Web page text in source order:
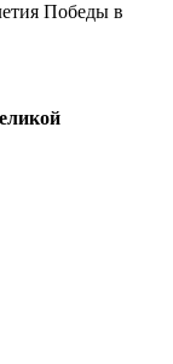
Победы в